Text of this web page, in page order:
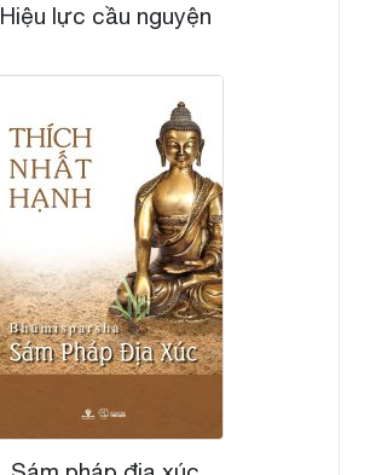
Hiệu lực cầu nguyện